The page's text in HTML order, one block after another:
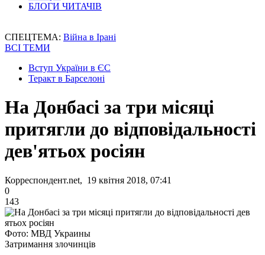
БЛОГИ ЧИТАЧІВ
СПЕЦТЕМА: Війна в Ірані
ВСІ ТЕМИ
Вступ України в ЄС
Теракт в Барселоні
На Донбасі за три місяці
притягли до відповідальності
дев'ятьох росіян
Корреспондент.net, 19 квітня 2018, 07:41
0
143
Фото: МВД Украины
Затримання злочинців